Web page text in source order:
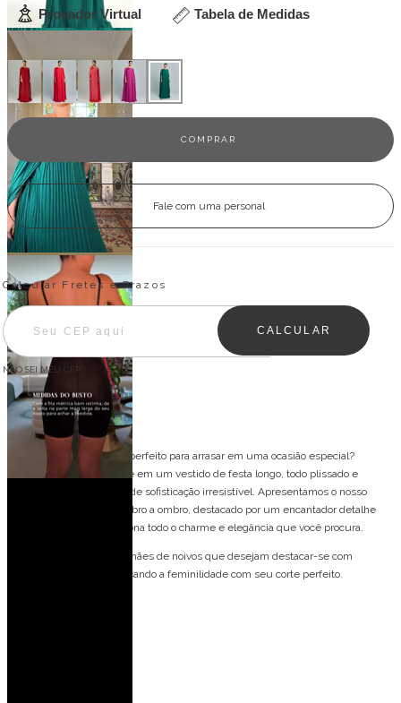
Provador Virtual Tabela de Medidas
Veja outras opções
Fale com uma personal
Entregas para o CEP:
Calcular Fretes e Prazos
CALCULAR
NÃO SEI MEU CEP
Descrição
O Vestido de festa longo, perfeito para arrasar em uma ocasião especial?
Imagine-se deslumbrante em um vestido de festa longo, todo plissado e
elegante, com um toque de sofisticação irresistível. Apresentamos o nosso
deslumbrante vestido ombro a ombro, destacado por um encantador detalhe
floral no ombro, que adiciona todo o charme e elegância que você procura.
Este vestido é ideal para mães de noivos que desejam destacar-se com
elegância e glamour, realçando a feminilidade com seu corte perfeito.